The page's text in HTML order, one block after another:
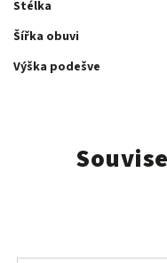
Stélka
Šířka obuvi
Výška podešve